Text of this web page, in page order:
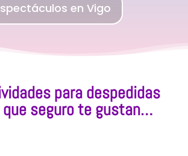
en Vigo
para despedidas
que seguro te gustan…